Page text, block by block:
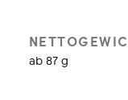
ab 87 g